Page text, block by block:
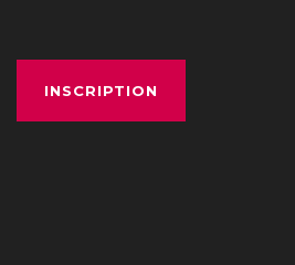
INSCRIPTION